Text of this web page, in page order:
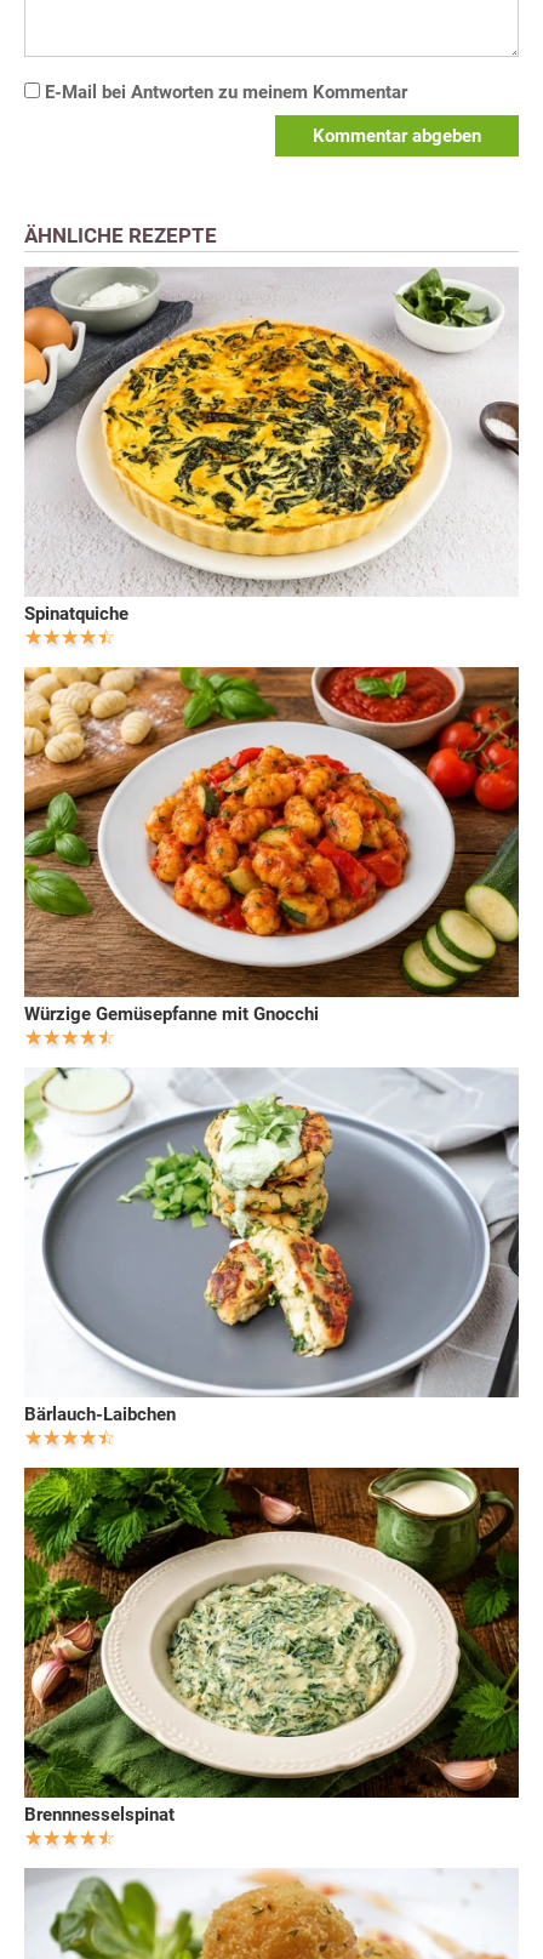
E-Mail bei Antworten zu meinem Kommentar
Kommentar abgeben
ÄHNLICHE REZEPTE
Spinatquiche
Würzige Gemüsepfanne mit Gnocchi
Bärlauch-Laibchen
Brennnesselspinat